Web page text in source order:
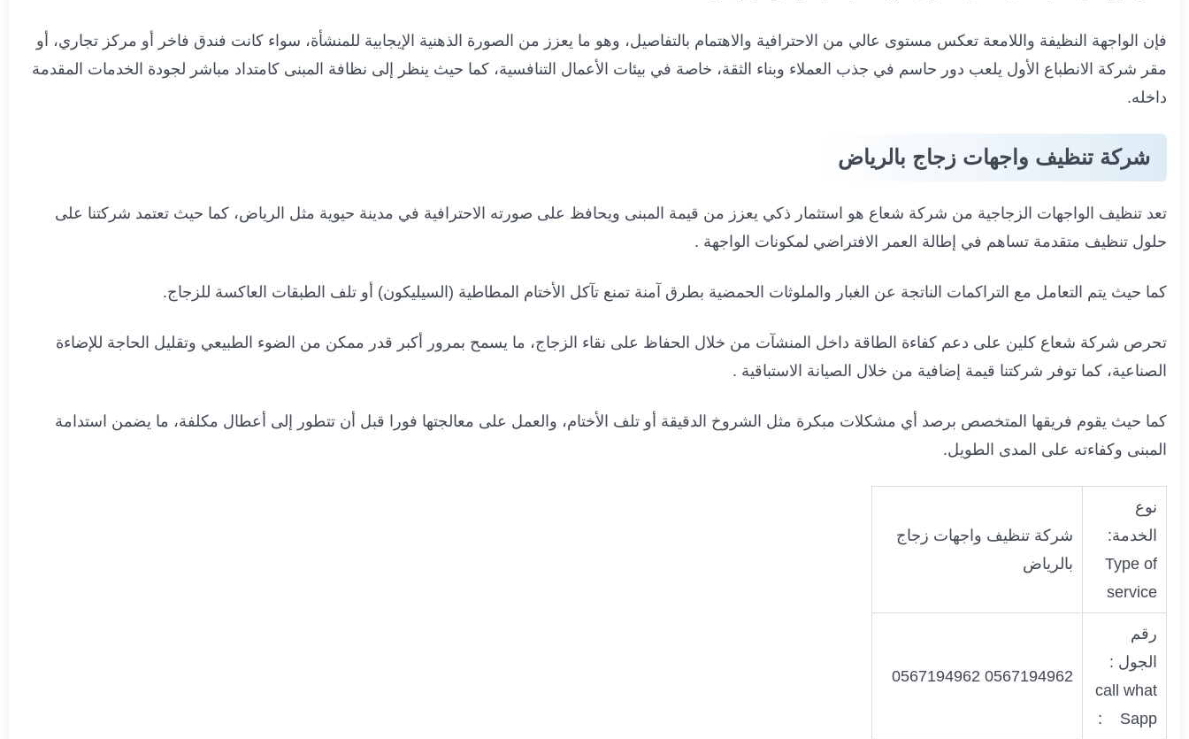
فإن الواجهة النظيفة واللامعة تعكس مستوى عالي من الاحترافية والاهتمام بالتفاصيل، وهو ما يعزز من الصورة الذهنية الإيجابية للمنشأة، سواء كانت فندق فاخر أو مركز تجاري، أو
مقر شركة الانطباع الأول يلعب دور حاسم في جذب العملاء وبناء الثقة، خاصة في بيئات الأعمال التنافسية، كما حيث ينظر إلى نظافة المبنى كامتداد مباشر لجودة الخدمات المقدمة
داخله.
شركة تنظيف واجهات زجاج بالرياض
تعد تنظيف الواجهات الزجاجية من شركة شعاع هو استثمار ذكي يعزز من قيمة المبنى ويحافظ على صورته الاحترافية في مدينة حيوية مثل الرياض، كما حيث تعتمد شركتنا على
حلول تنظيف متقدمة تساهم في إطالة العمر الافتراضي لمكونات الواجهة .
كما حيث يتم التعامل مع التراكمات الناتجة عن الغبار والملوثات الحمضية بطرق آمنة تمنع تآكل الأختام المطاطية (السيليكون) أو تلف الطبقات العاكسة للزجاج.
تحرص شركة شعاع كلين على دعم كفاءة الطاقة داخل المنشآت من خلال الحفاظ على نقاء الزجاج، ما يسمح بمرور أكبر قدر ممكن من الضوء الطبيعي وتقليل الحاجة للإضاءة
الصناعية، كما توفر شركتنا قيمة إضافية من خلال الصيانة الاستباقية .
كما حيث يقوم فريقها المتخصص برصد أي مشكلات مبكرة مثل الشروخ الدقيقة أو تلف الأختام، والعمل على معالجتها فورا قبل أن تتطور إلى أعطال مكلفة، ما يضمن استدامة
المبنى وكفاءته على المدى الطويل.
نوع
الخدمة:
Type of
service
شركة تنظيف واجهات زجاج
بالرياض
رقم
الجول :
call what
Sapp :
0567194962 0567194962